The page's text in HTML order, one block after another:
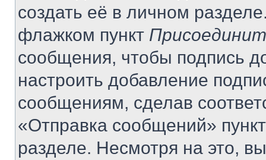
создать её в личном
флажком пункт
сообщения, чтобы подпись
настроить добавление
сообщениям, сделав
«Отправка сообщений»
разделе. Несмотря на это,